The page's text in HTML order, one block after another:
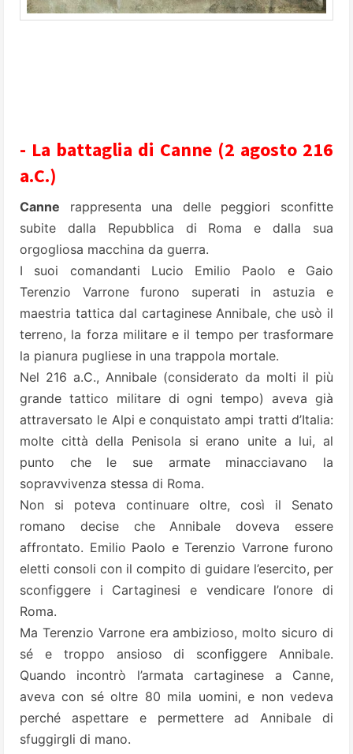
- La battaglia di Canne (2 agosto 216
a.C.)
Canne rappresenta una delle peggiori sconfitte
subite dalla Repubblica di Roma e dalla sua
orgogliosa macchina da guerra.
I suoi comandanti Lucio Emilio Paolo e Gaio
Terenzio Varrone furono superati in astuzia e
maestria tattica dal cartaginese Annibale, che usò il
terreno, la forza militare e il tempo per trasformare
la pianura pugliese in una trappola mortale.
Nel 216 a.C., Annibale (considerato da molti il più
grande tattico militare di ogni tempo) aveva già
attraversato le Alpi e conquistato ampi tratti d’Italia:
molte città della Penisola si erano unite a lui, al
punto che le sue armate minacciavano la
sopravvivenza stessa di Roma.
Non si poteva continuare oltre, così il Senato
romano decise che Annibale doveva essere
affrontato. Emilio Paolo e Terenzio Varrone furono
eletti consoli con il compito di guidare l’esercito, per
sconfiggere i Cartaginesi e vendicare l’onore di
Roma.
Ma Terenzio Varrone era ambizioso, molto sicuro di
sé e troppo ansioso di sconfiggere Annibale.
Quando incontrò l’armata cartaginese a Canne,
aveva con sé oltre 80 mila uomini, e non vedeva
perché aspettare e permettere ad Annibale di
sfuggirgli di mano.